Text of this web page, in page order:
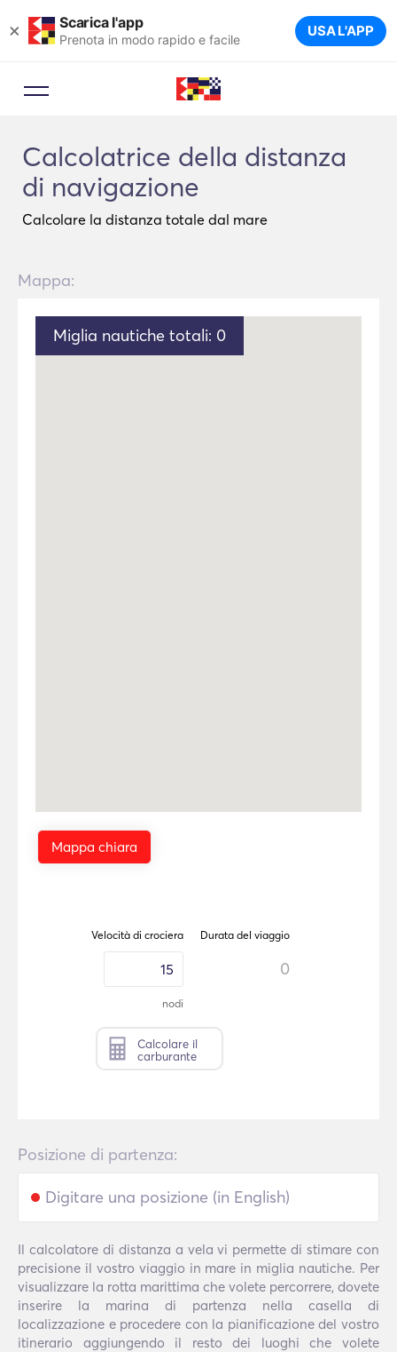
× Scarica l'app
Prenota in modo rapido e facile USA L'APP
Calcolatrice della distanza
di navigazione
Calcolare la distanza totale dal mare
Posizione di partenza:
Il calcolatore di distanza a vela vi permette di stimare con
precisione il vostro viaggio in mare in miglia nautiche. Per
visualizzare la rotta marittima che volete percorrere, dovete
inserire la marina di partenza nella casella di
localizzazione e procedere con la pianificazione del vostro
itinerario aggiungendo il resto dei luoghi che volete
Mappa:
Miglia nautiche totali: 0
Velocità di crociera
nodi
Durata del viaggio
0
Calcolare il
carburante
Mappa chiara